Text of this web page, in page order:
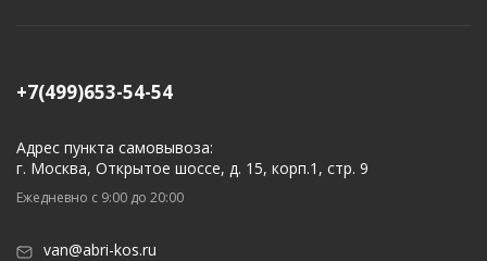
+7(499)653-54-54
Адрес пункта самовывоза:
г. Москва, Открытое шоссе, д. 15, корп.1, стр. 9
Ежедневно с 9:00 до 20:00
van@abri-kos.ru